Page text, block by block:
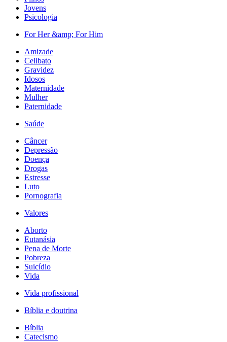
Jovens
Psicologia
For Her &amp; For Him
Amizade
Celibato
Gravidez
Idosos
Maternidade
Mulher
Paternidade
Saúde
Câncer
Depressão
Doença
Drogas
Estresse
Luto
Pornografia
Valores
Aborto
Eutanásia
Pena de Morte
Pobreza
Suicídio
Vida
Vida profissional
Bíblia e doutrina
Bíblia
Catecismo